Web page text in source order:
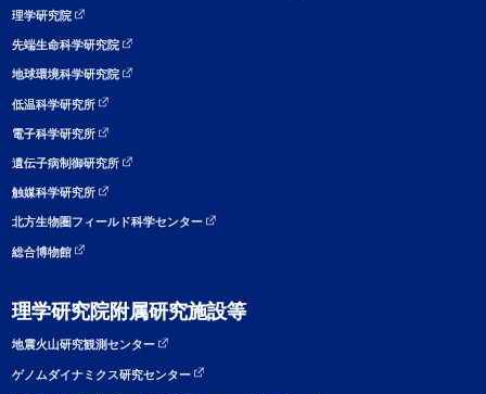
理学研究院
先端生命科学研究院
地球環境科学研究院
低温科学研究所
電子科学研究所
遺伝子病制御研究所
触媒科学研究所
北方生物圏フィールド科学センター
総合博物館
理学研究院附属研究施設等
地震火山研究観測センター
ゲノムダイナミクス研究センター